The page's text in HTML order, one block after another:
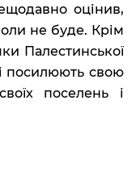
оцінив,
не буде. Крім
Палестинської
посилюють свою
поселень і